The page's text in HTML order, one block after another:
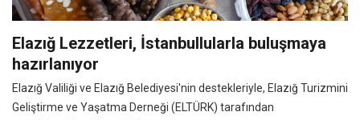
Elazığ Lezzetleri, İstanbullularla buluşmaya
hazırlanıyor
Elazığ Valiliği ve Elazığ Belediyesi'nin destekleriyle, Elazığ Turizmini
Geliştirme ve Yaşatma Derneği (ELTÜRK) tarafından